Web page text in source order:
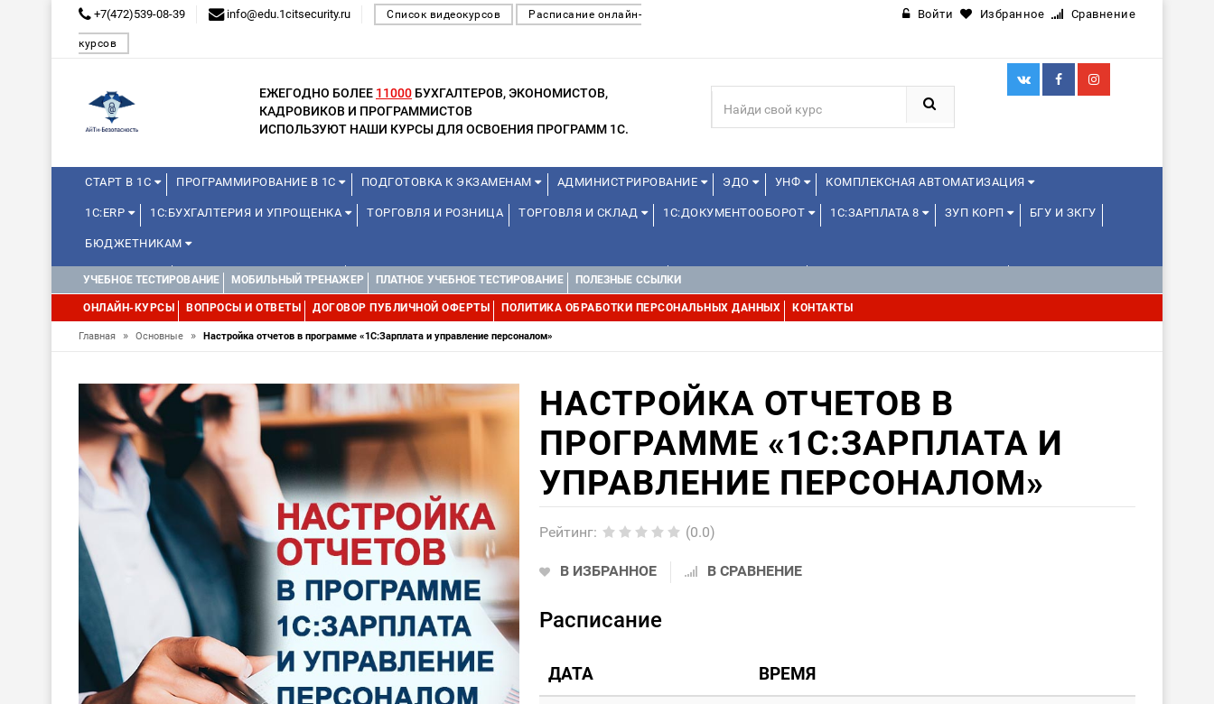
+7(472)539-08-39 info@edu.1citsecurity.ru Список видеокурсов Расписание онлайн-
курсов
Войти Избранное Сравнение
ЕЖЕГОДНО БОЛЕЕ 11000 БУХГАЛТЕРОВ, ЭКОНОМИСТОВ,
КАДРОВИКОВ И ПРОГРАММИСТОВ
ИСПОЛЬЗУЮТ НАШИ КУРСЫ ДЛЯ ОСВОЕНИЯ ПРОГРАММ 1С.
СТАРТ В 1С ПРОГРАММИРОВАНИЕ В 1С ПОДГОТОВКА К ЭКЗАМЕНАМ АДМИНИСТРИРОВАНИЕ ЭДО УНФ КОМПЛЕКСНАЯ АВТОМАТИЗАЦИЯ
1С:ERP 1С:БУХГАЛТЕРИЯ И УПРОЩЕНКА ТОРГОВЛЯ И РОЗНИЦА ТОРГОВЛЯ И СКЛАД 1С:ДОКУМЕНТООБОРОТ 1С:ЗАРПЛАТА 8 ЗУП КОРП БГУ И ЗКГУ
БЮДЖЕТНИКАМ
МИНИ-КУРСЫ КУРСЫ ДЛЯ ШКОЛЬНИКОВ КУРСЫ ДЛЯ ПРЕПОДАВАТЕЛЕЙ ШКОЛЬНЫХ КУРСОВ ДЛЯ ШКОЛЬНИКОВ
УПРАВЛЕНИЕ ПРОЕКТАМИ УПРАВЛЕНЦАМ ДРУГИЕ 1С:МЕДИЦИНА WEB, JAVA И ANDROID
УЧЕБНОЕ ТЕСТИРОВАНИЕ МОБИЛЬНЫЙ ТРЕНАЖЕР ПЛАТНОЕ УЧЕБНОЕ ТЕСТИРОВАНИЕ ПОЛЕЗНЫЕ ССЫЛКИ
ОНЛАЙН-КУРСЫ ВОПРОСЫ И ОТВЕТЫ ДОГОВОР ПУБЛИЧНОЙ ОФЕРТЫ ПОЛИТИКА ОБРАБОТКИ ПЕРСОНАЛЬНЫХ ДАННЫХ КОНТАКТЫ
Главная » Основные » Настройка отчетов в программе «1С:Зарплата и управление персоналом»
НАСТРОЙКА ОТЧЕТОВ В
ПРОГРАММЕ «1С:ЗАРПЛАТА И
УПРАВЛЕНИЕ ПЕРСОНАЛОМ»
Рейтинг: (0.0)
В ИЗБРАННОЕ В СРАВНЕНИЕ
Расписание
ДАТА ВРЕМЯ